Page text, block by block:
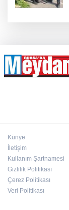
Künye
İletişim
Kullanım Şartnamesi
Gizlilik Politikası
Çerez Politikası
Veri Politikası